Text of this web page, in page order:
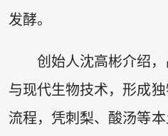
发酵。
创始人沈高彬介绍
与现代生物技术，形成
流程，凭刺梨、酸汤等